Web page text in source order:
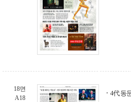
18면
A18
4代 동